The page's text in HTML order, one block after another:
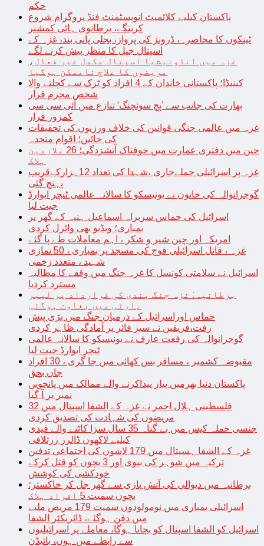
حکم
پاکستان کیلیے کلائمیٹ انویسٹمنٹ فنڈ پروگرام شروع
کرینگے، برطانوی ہائی کمشنر
ٹینکوں کا محاصرہ، ڈرونز کی پرواز، بجلی پانی بند، غزہ کے
اسپتال جیل کا منظر پیش کرنے لگے
غزہ میں انڈونیشیا اسپتال مکمل غیر فعال،
مریضوں کا علاج ناممکن ہوگیا
کینیڈا؛ پاکستانی خاندان کے 4 افراد کو ٹرک سے کچلنے والا
شخص مجرم قرار
بھارت کی جانب سے ’پچ سوئچنگ‘ تنازع میں آئی سی سی
کمزور قرار
غزہ میں عالمی جنگی قوانین کی خلاف ورزیوں کی تحقیقات
کی جائیں؛ اقوام متحدہ
چین میں دفتری عمارت میں خوفناک آتشزدگی؛ 26 ملازمین
ہلاک
غزہ پر اسرائیلی حملےجاری ،شہدا کی تعداد 12ہزارکےقریب
پہنچ گئی
گوجرانوالہ کی خاتون نے یونیسکو کا سالانہ عالمی ٹیچر ایوارڈ
جیت لیا
اسرائیل کی حماس سربراہ اسماعیل ہنیہ کے گھر پر
بمباری؛ ویڈیو بھی وائرل کردی
امریکہ اور چین شیر و شکر ، اہم معاملات طے پا گئے
غزہ ، قاتل اسرائیلی فوج کی مسجد پر بمباری ، 50 نمازی
شہید ، متعدد زخمی
اسرائیل نے سلامتی کونسل کا غزہ جنگ میں وقفے کا مطالبہ
مسترد کردیا
برطانیہ: غزہ جنگ بندی کی قرارداد پر لیبر
پارٹی میں بغاوت ہوگئی
حماس اوراسرائیل کے درمیان جنگ میں بڑی پیش
رفت،فریقین نے سیز فائر پر آمادگی ظاہر کردی
گوجرانوالہ کی رفعت عارف نے یونیسکو کا سالانہ عالمی
ٹیچر ایوارڈ جیت لیا
مقبوضہ کشمیر ، مسافر بس کھائی میں جا گری ، 30 افراد
جاں بحق
پاکستان دنیا بھرمیں پیاز پیداکرنے والے ممالک میں پانچویں
نمبر پر آ گیا
فلسطینی ہلال احمر نے غزہ کے الشفا اسپتال میں 32
مریضوں کی شہادت کی تصدیق کردی
جنسی حملہ کیس میں بے گناہ 35 سال سزا کاٹنے والے قیدی
کیلیے لاکھوں ڈالرز زرتلافی
غزہ کے الشفا ہسپتال میں 179 لاشوں کی اجتماعی تدفین
ترکیہ میں شوہر کی بیوی اور 3 بچوں کو قتل کرکے
خودکشی کی کوشش
برطانیہ میں دیوالی کی آتش بازی سے گھر جل کر خاکستر؛
بچوں سمیت 5 افراد ہلاک
اسرائیلی بمباری میں نومولودوں سمیت 179 مریض ملبے
میں دفن ہوگئے، ڈائریکٹر الشفا
اسرائیل کو الشفا اسپتال کو بچانا ہوگا، معاملے پر اسرائیلیوں
سے رابطے میں ہوں، بائیڈن